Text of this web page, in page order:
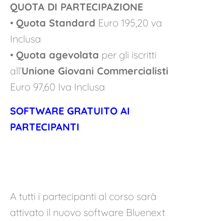
QUOTA DI PARTECIPAZIONE
• Quota Standard Euro 195,20 va
Inclusa
• Quota agevolata per gli iscritti
all’Unione Giovani Commercialisti
Euro 97,60 Iva Inclusa
SOFTWARE GRATUITO AI
PARTECIPANTI
A tutti i partecipanti al corso sarà
attivato il nuovo software Bluenext